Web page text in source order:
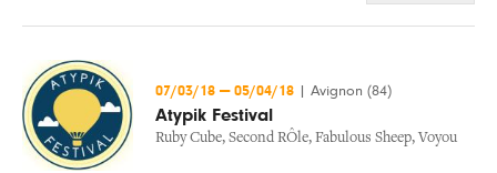
07/03/18 — 05/04/18 Avignon (84)
Atypik Festival
Ruby Cube, Second RÔle, Fabulous Sheep, Voyou